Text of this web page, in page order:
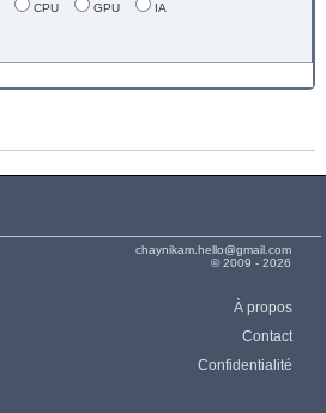
CPU GPU IA
chaynikam.hello@gmail.com
© 2009 - 2026
À propos
Contact
Confidentialité